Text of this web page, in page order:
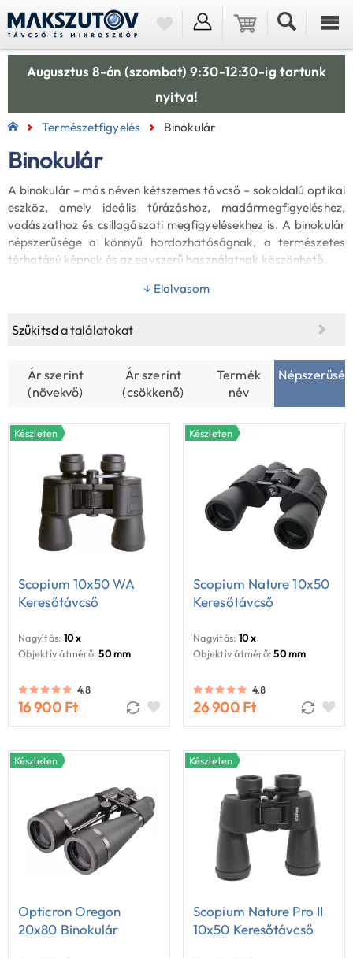
Augusztus 8-án (szombat) 9:30-12:30-ig tartunk
nyitva!
Természetfigyelés Binokulár
Binokulár
A binokulár – más néven kétszemes távcső – sokoldalú optikai
eszköz, amely ideális túrázáshoz, madármegfigyeléshez,
vadászathoz és csillagászati megfigyelésekhez is. A binokulár
népszerűsége a könnyű hordozhatóságnak, a természetes
térhatású képnek és az egyszerű használatnak köszönhető.
Kínálatunkban megtalálhatók a madarászok körében kedvelt
biztosítanak nagyítás és fényerő között. A 8x56-os binokulár
akár 70 mm-es binokulár változatok csillagászati célokra is
alkalmasak, például a Hold vagy fényesebb mélyég-
objektumok vizsgálatához.
Választhatsz kedvező ár-érték arányú porro prizmás binokulár
modellek közül, vagy kompakt, vízálló és strapabíró
tetőélprizmás binokulár kivitelekből, amelyek professzionális
használatra is megfelelnek.
↓ Elolvasom
Szűkítsda találatokat
Ár szerint
(növekvő)
Ár szerint
(csökkenő)
Termék
név
Népszerűség
Készleten
Scopium 10x50 WA
Keresőtávcső
Nagyítás: 10 x
Objektív átmérő: 50 mm
4.8
16 900 Ft
Készleten
Scopium Nature 10x50
Keresőtávcső
Nagyítás: 10 x
Objektív átmérő: 50 mm
4.8
26 900 Ft
Készleten
Opticron Oregon
20x80 Binokulár
Készleten
Scopium Nature Pro II
10x50 Keresőtávcső